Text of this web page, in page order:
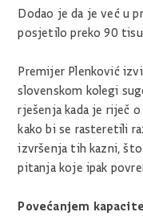
Dodao je da je već u
posjetilo preko 90
Premijer Plenković
slovenskom kolegi
rješenja kada je riječ
kako bi se rasteretili
izvršenja tih kazni,
pitanja koje ipak
Povećanjem